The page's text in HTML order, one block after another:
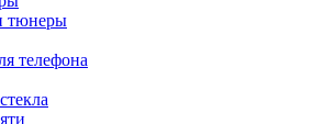
тюнеры
телефона